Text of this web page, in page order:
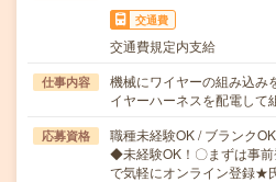
交通費
交通費規定内支給
仕事内容
機械にワイヤーの組み込み
イヤーハーネスを配電し
応募資格
職種未経験OK / ブランク
◆未経験OK！〇まずは事
で気軽にオンライン登録★